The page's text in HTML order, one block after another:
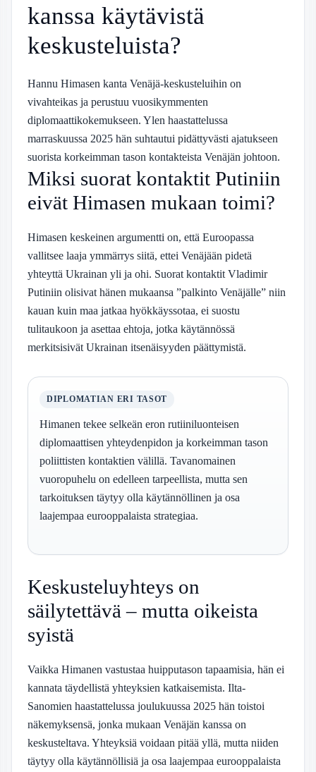
kanssa käytävistä
keskusteluista?
Hannu Himasen kanta Venäjä-keskusteluihin on
vivahteikas ja perustuu vuosikymmenten
diplomaattikokemukseen. Ylen haastattelussa
marraskuussa 2025 hän suhtautui pidättyvästi ajatukseen
suorista korkeimman tason kontakteista Venäjän johtoon.
Miksi suorat kontaktit Putiniin
eivät Himasen mukaan toimi?
Himasen keskeinen argumentti on, että Euroopassa
vallitsee laaja ymmärrys siitä, ettei Venäjään pidetä
yhteyttä Ukrainan yli ja ohi. Suorat kontaktit Vladimir
Putiniin olisivat hänen mukaansa ”palkinto Venäjälle” niin
kauan kuin maa jatkaa hyökkäyssotaa, ei suostu
tulitaukoon ja asettaa ehtoja, jotka käytännössä
merkitsisivät Ukrainan itsenäisyyden päättymistä.
DIPLOMATIAN ERI TASOT
Himanen tekee selkeän eron rutiiniluonteisen
diplomaattisen yhteydenpidon ja korkeimman tason
poliittisten kontaktien välillä. Tavanomainen
vuoropuhelu on edelleen tarpeellista, mutta sen
tarkoituksen täytyy olla käytännöllinen ja osa
laajempaa eurooppalaista strategiaa.
Keskusteluyhteys on
säilytettävä – mutta oikeista
syistä
Vaikka Himanen vastustaa huipputason tapaamisia, hän ei
kannata täydellistä yhteyksien katkaisemista. Ilta-
Sanomien haastattelussa joulukuussa 2025 hän toistoi
näkemyksensä, jonka mukaan Venäjän kanssa on
keskusteltava. Yhteyksiä voidaan pitää yllä, mutta niiden
täytyy olla käytännöllisiä ja osa laajempaa eurooppalaista